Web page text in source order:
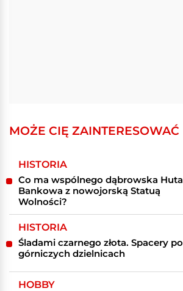
MOŻE CIĘ ZAINTERESOWAĆ
HISTORIA
Co ma wspólnego dąbrowska Huta
Bankowa z nowojorską Statuą
Wolności?
HISTORIA
Śladami czarnego złota. Spacery po
górniczych dzielnicach
HOBBY